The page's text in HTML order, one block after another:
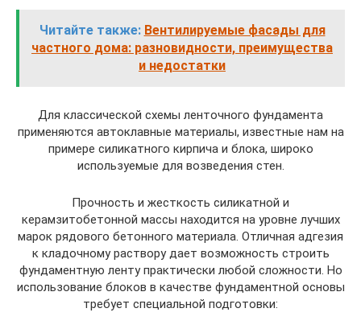
Читайте также: Вентилируемые фасады для
частного дома: разновидности, преимущества
и недостатки
Для классической схемы ленточного фундамента
применяются автоклавные материалы, известные нам на
примере силикатного кирпича и блока, широко
используемые для возведения стен.
Прочность и жесткость силикатной и
керамзитобетонной массы находится на уровне лучших
марок рядового бетонного материала. Отличная адгезия
к кладочному раствору дает возможность строить
фундаментную ленту практически любой сложности. Но
использование блоков в качестве фундаментной основы
требует специальной подготовки: